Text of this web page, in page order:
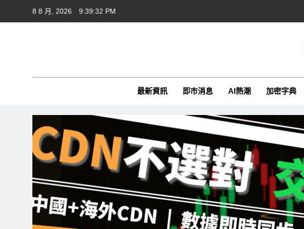
8 8 月, 2026 9:39:33 PM
Cftime.io
CFTime與你一同探索有關AI（
最新資訊
即市消息 AI熱潮 加密字典